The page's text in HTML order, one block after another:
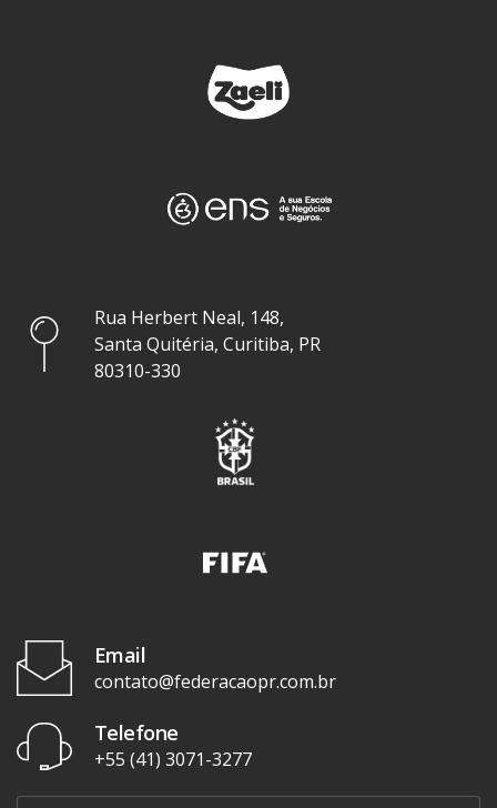
Rua Herbert Neal, 148,
Santa Quitéria, Curitiba, PR
80310-330
Email
contato@federacaopr.com.br
Telefone
+55 (41) 3071-3277